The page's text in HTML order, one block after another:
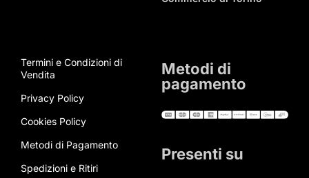
Termini e Condizioni di
Vendita
Privacy Policy
Cookies Policy
Metodi di Pagamento
Spedizioni e Ritiri
Metodi di
pagamento
Presenti su